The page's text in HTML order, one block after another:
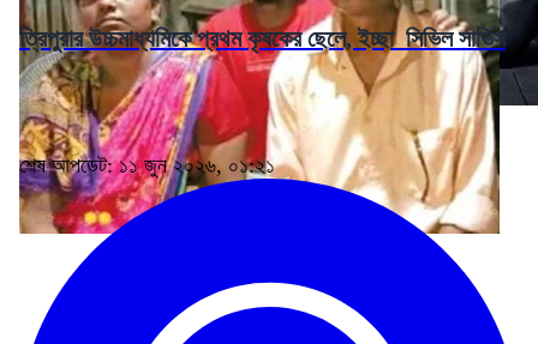
ত্রিপুরার উচ্চমাধ্যমিকে প্রথম কৃষকের ছেলে, ইচ্ছা সিভিল সার্ভিস
শেষ আপডেট: ১১ জুন ২০২৬, ০১:২১